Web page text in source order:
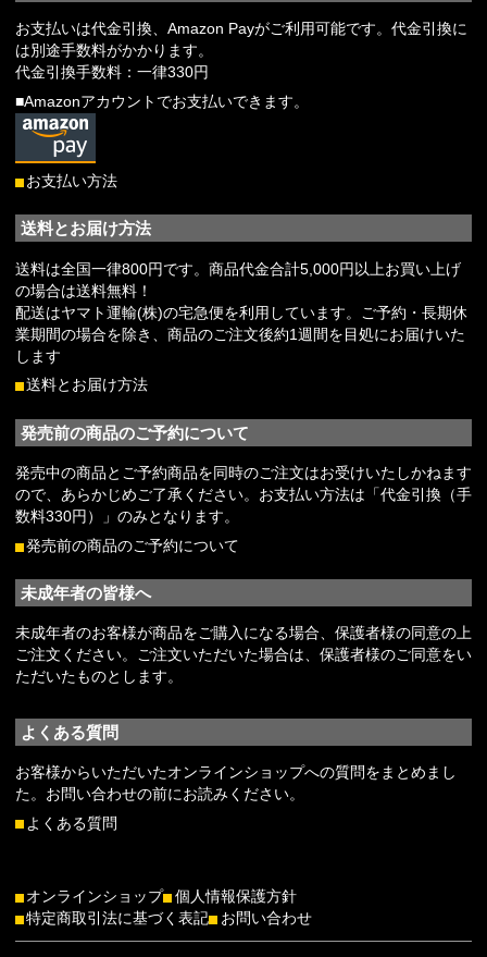
お支払いは代金引換、Amazon Payがご利用可能です。代金引換に
は別途手数料がかかります。
代金引換手数料：一律330円
■Amazonアカウントでお支払いできます。
お支払い方法
送料とお届け方法
送料は全国一律800円です。商品代金合計5,000円以上お買い上げ
の場合は送料無料！
配送はヤマト運輸(株)の宅急便を利用しています。ご予約・長期休
業期間の場合を除き、商品のご注文後約1週間を目処にお届けいた
します
送料とお届け方法
発売前の商品のご予約について
発売中の商品とご予約商品を同時のご注文はお受けいたしかねます
ので、あらかじめご了承ください。お支払い方法は「代金引換（手
数料330円）」のみとなります。
発売前の商品のご予約について
未成年者の皆様へ
未成年者のお客様が商品をご購入になる場合、保護者様の同意の上
ご注文ください。ご注文いただいた場合は、保護者様のご同意をい
ただいたものとします。
よくある質問
お客様からいただいたオンラインショップへの質問をまとめまし
た。お問い合わせの前にお読みください。
よくある質問
オンラインショップ
個人情報保護方針
特定商取引法に基づく表記
お問い合わせ